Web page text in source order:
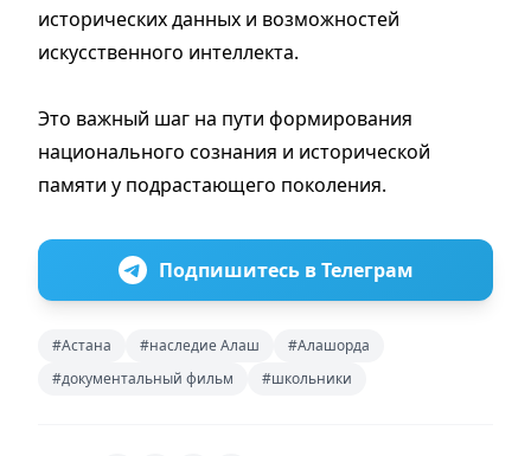
исторических данных и возможностей
искусственного интеллекта.
Это важный шаг на пути формирования
национального сознания и исторической
памяти у подрастающего поколения.
Подпишитесь в Телеграм
#Астана #наследие Алаш
#Алашорда
#документальный фильм
#школьники